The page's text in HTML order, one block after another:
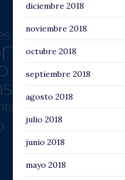
diciembre 2018
noviembre 2018
octubre 2018
septiembre 2018
agosto 2018
julio 2018
junio 2018
mayo 2018